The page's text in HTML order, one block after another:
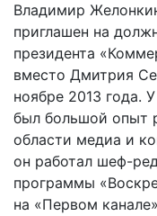
Владимир
приглашен на
президента
вместо Дмитрия
ноябре 2013 года.
был большой опыт
области медиа и
он работал шеф-
программы
на «Первом